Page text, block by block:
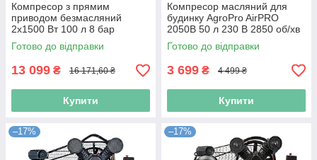
Компресор з прямим
приводом безмасляний
2х1500 Вт 100 л 8 бар
Kraft&Dele KD4053
компресор поршневий
пневмокомпресор для сто
Готово до відправки
13 099 ₴ 16 171,60 ₴
Купити
Компресор масляний для
будинку AgroPro AirPRO
2050B 50 л 230 В 2850 об/хв
масляний компресор 50л
Готово до відправки
3 699 ₴ 4 499 ₴
Купити
–17% –17%